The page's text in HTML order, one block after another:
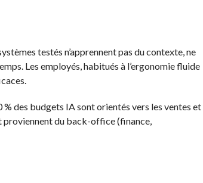
testés n’apprennent pas du contexte, ne
Les employés, habitués à l’ergonomie fluide
des budgets IA sont orientés vers les ventes et
proviennent du back-office (finance,